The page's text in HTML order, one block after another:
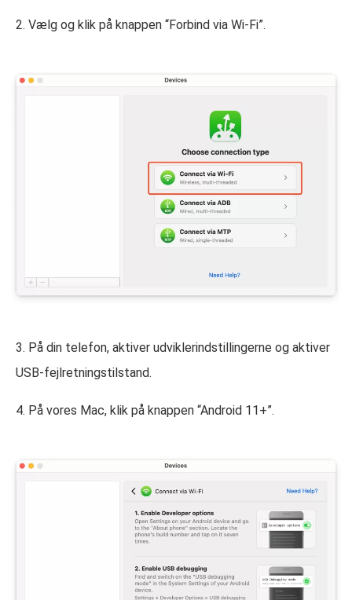
2. Vælg og klik på knappen “Forbind via Wi-Fi”.
3. På din telefon, aktiver udviklerindstillingerne og aktiver
USB-fejlretningstilstand.
4. På vores Mac, klik på knappen “Android 11+”.